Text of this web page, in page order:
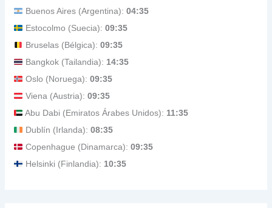
Buenos Aires (Argentina):04:35
Estocolmo (Suecia):09:35
Bruselas (Bélgica):09:35
Bangkok (Tailandia): 14:35
Oslo (Noruega):09:35
Viena (Austria):09:35
Abu Dabi (Emiratos Árabes Unidos): 11:35
Dublín (Irlanda):08:35
Copenhague (Dinamarca):09:35
Helsinki (Finlandia): 10:35